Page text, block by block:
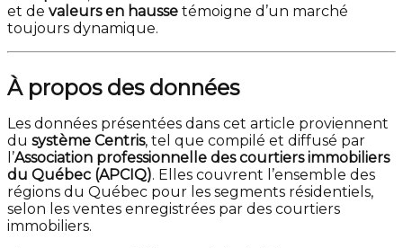
et de valeurs en hausse témoigne d’un marché
toujours dynamique.
À propos des données
Les données présentées dans cet article proviennent
du système Centris, tel que compilé et diffusé par
l’Association professionnelle des courtiers immobiliers
du Québec (APCIQ). Elles couvrent l’ensemble des
régions du Québec pour les segments résidentiels,
selon les ventes enregistrées par des courtiers
immobiliers.